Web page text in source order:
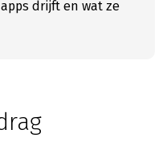
drijft en wat ze